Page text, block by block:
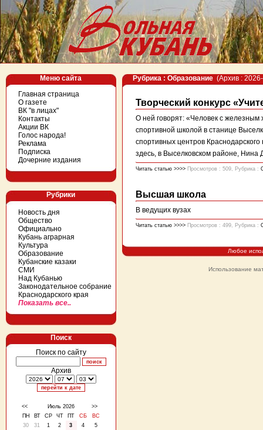
Меню сайта
Главная страница
О газете
ВК "в лицах"
Контакты
Акции ВК
Голос народа!
Реклама
Подписка
Дочерние издания
Рубрики
Новость дня
Общество
Официально
Кубань аграрная
Культура
Образование
Кубанские казаки
СМИ
Над Кубанью
Законодательное собрание
Краснодарского края
Показать все..
Поиск
Поиск по сайту
Архив
<< Июль 2026
>>
ПН
ВТ СР ЧТ ПТ СБ
ВС
30
31 1 2 3 4
5
Рубрика : Образование (Архив :
Творческий конкурс
О ней говорят: «Человек с
спортивной школой в станице
спортивных центров
здесь, в Выселковском районе, Нина
Читать статью >>>> Просмотров : 509, Рубрика :
Высшая школа
В ведущих вузах
Читать статью >>>> Просмотров : 499, Рубрика :
Любое
Использование